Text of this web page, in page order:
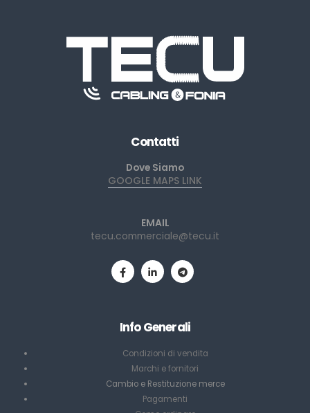
Contatti
Dove Siamo
GOOGLE MAPS LINK
EMAIL
tecu.commerciale@tecu.it
Info Generali
Condizioni di vendita
Marchi e fornitori
Cambio e Restituzione merce
Pagamenti